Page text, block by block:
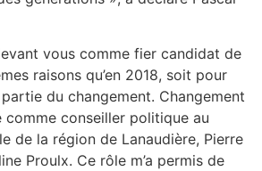
vous comme fier candidat de
raisons qu’en 2018, soit pour
du changement. Changement
comme conseiller politique au
de la région de Lanaudière, Pierre
Proulx. Ce rôle m’a permis de